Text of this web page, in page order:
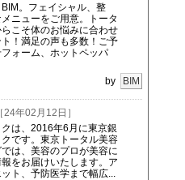
。フェイシャル、整
ニューをご用意。トータ
こそ体のお悩みに合わせ
！満足の声も多数！ご予
ォーム、ホットペッパ
by
BIM
［24年02月12日］
は、2016年6月に東京銀
です。東京トータル美容
は、美容のプロが美容に
をお届けいたします。ア
ト、予防医学まで幅広...